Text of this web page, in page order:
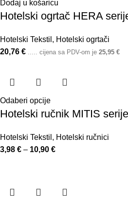
Dodaj u košaricu
Hotelski ogrtač HERA
Hotelski Tekstil , Hotelski ogrtači
20,76 € ..... cijena sa PDV-om je 25,95 €
Odaberi opcije
Hotelski ručnik MITIS
Hotelski Tekstil , Hotelski ručnici
3,98 € – 10,90 €